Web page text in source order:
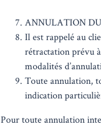
ANNULATION
Il est rappelé au
rétractation prévu
modalités
Toute annulation,
indication
Pour toute annulation